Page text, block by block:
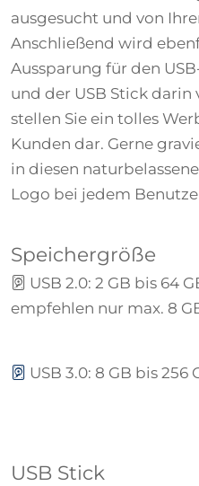
ausgesucht und von
Anschließend wird
Aussparung für den
und der USB Stick
stellen Sie ein tolles
Kunden dar. Gerne
in diesen
Logo bei jedem
Speichergröße
USB 2.0: 2 GB bis 64
empfehlen nur max. 8
USB 3.0: 8 GB bis 256
USB Stick